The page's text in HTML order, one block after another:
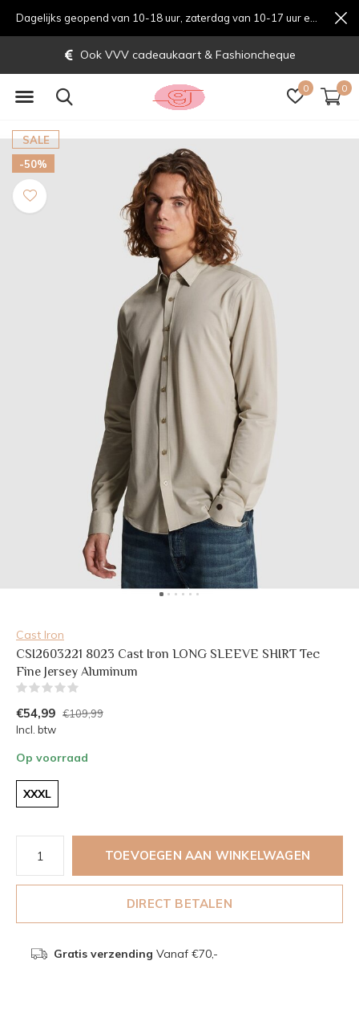
0 0
Ook VVV cadeaukaart & Fashioncheque
SALE
-50%
Cast Iron
CSI2603221 8023 Cast Iron LONG SLEEVE SHIRT Tec
Fine Jersey Aluminum
€54,99 €109,99
Incl. btw
Op voorraad
XXXL
TOEVOEGEN AAN WINKELWAGEN
DIRECT BETALEN
Gratis verzending Vanaf €70,-